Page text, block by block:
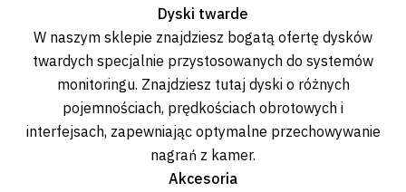
Dyski twarde
W naszym sklepie znajdziesz bogatą ofertę dysków
twardych specjalnie przystosowanych do systemów
monitoringu. Znajdziesz tutaj dyski o różnych
pojemnościach, prędkościach obrotowych i
interfejsach, zapewniając optymalne przechowywanie
nagrań z kamer.
Akcesoria